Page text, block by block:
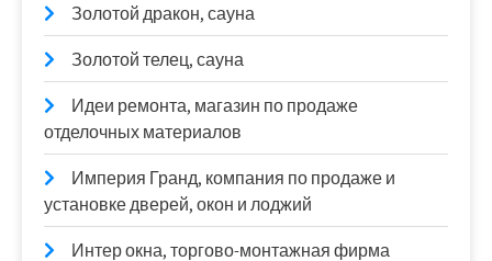
Золотой дракон, сауна
Золотой телец, сауна
Идеи ремонта, магазин по продаже
отделочных материалов
Империя Гранд, компания по продаже и
установке дверей, окон и лоджий
Интер окна, торгово-монтажная фирма